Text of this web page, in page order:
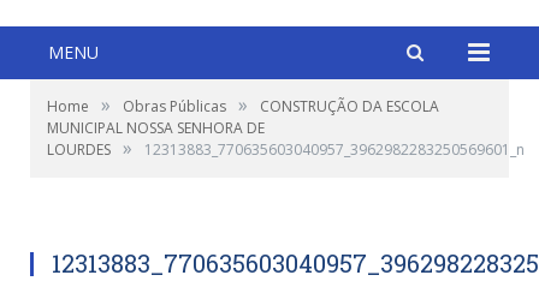
MENU
Home » Obras Públicas »
CONSTRUÇÃO DA ESCOLA
MUNICIPAL NOSSA SENHORA DE
LOURDES » 12313883_770635603040957_3962982283250569601_n